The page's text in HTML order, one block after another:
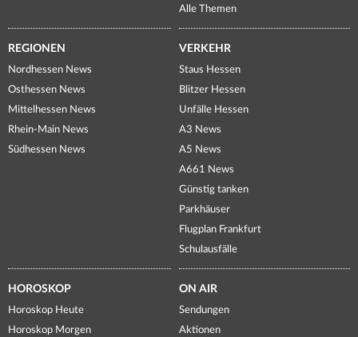
Alle Themen
REGIONEN
Nordhessen News
Osthessen News
Mittelhessen News
Rhein-Main News
Südhessen News
VERKEHR
Staus Hessen
Blitzer Hessen
Unfälle Hessen
A3 News
A5 News
A661 News
Günstig tanken
Parkhäuser
Flugplan Frankfurt
Schulausfälle
HOROSKOP
Horoskop Heute
Horoskop Morgen
ON AIR
Sendungen
Aktionen